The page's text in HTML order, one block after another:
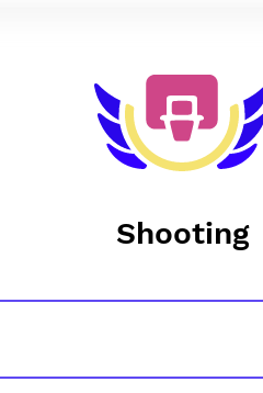
Shooting